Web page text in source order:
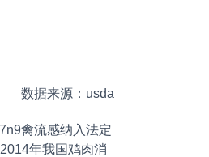
数据来源：usda
禽流感纳入法定
年我国鸡肉消